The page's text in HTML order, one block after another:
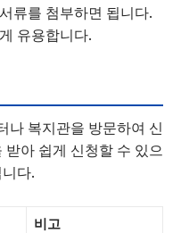
류를 첨부하면 됩니다.
유용합니다.
나 복지관을 방문하여 신
아 쉽게 신청할 수 있으
다.
비고